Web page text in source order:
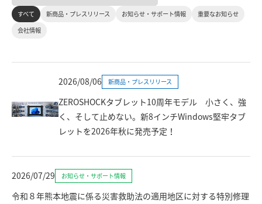
すべて 新商品・プレスリリース お知らせ・サポート情報
重要なお知らせ
会社情報
2026/08/06 新商品・プレスリリース
ZEROSHOCKタブレット10周年モデル 小さく、強
く、そして止めない。新8インチWindows堅牢タブ
レットを2026年秋に発売予定！
2026/07/29 お知らせ・サポート情報
令和８年熊本地震に係る災害救助法の適用地区に対する特別修理